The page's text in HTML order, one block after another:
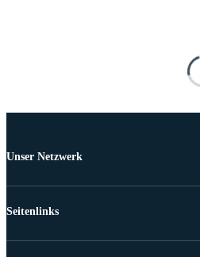
Unser Netzwerk
Seitenlinks